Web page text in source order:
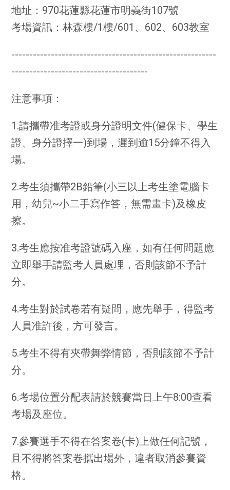
地址：970花蓮縣花蓮市明義街107號
考場資訊：林森樓/1樓/601、602、603教室
---------------------------------------------------------
--------------------------------------
注意事項：
1.請攜帶准考證或身分證明文件(健保卡、學生
證、身分證擇一)到場，遲到逾15分鐘不得入
場。
2.考生須攜帶2B鉛筆(小三以上考生塗電腦卡
用，幼兒~小二手寫作答，無需畫卡)及橡皮
擦。
3.考生應按准考證號碼入座，如有任何問題應
立即舉手請監考人員處理，否則該節不予計
分。
4.考生對於試卷若有疑問，應先舉手，得監考
人員准許後，方可發言。
5.考生不得有夾帶舞弊情節，否則該節不予計
分。
6.考場位置分配表請於競賽當日上午8:00查看
考場及座位。
7.參賽選手不得在答案卷(卡)上做任何記號，
且不得將答案卷攜出場外，違者取消參賽資
格。